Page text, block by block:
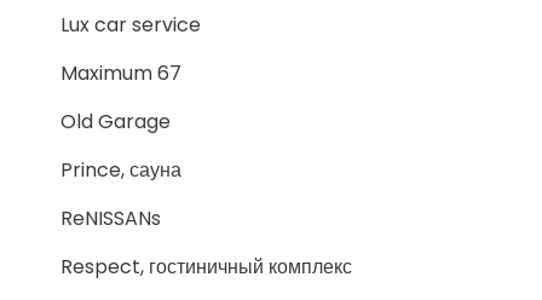
Lux car service
Maximum 67
Old Garage
Prince, сауна
ReNISSANs
Respect, гостиничный комплекс